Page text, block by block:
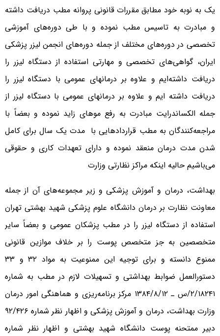
یک به نوبه خود مطابق مقررات قانونی پروانه مطب دریافت داشته
و مبادرت به تاسیس مطب نموده و با طی دوره‌های آموزشی
تخصصی در دوره‌های مختلف از جمله دوره‌های انجمن لیزر پزشکی
ایران، گواهی‌های تخصصی و مهارتی استفاده از دستگاه لیزر را
دریافت داشته‌ایم و علاوه بر درمانهای عمومی با دستگاه لیزر را
دریافت داشته ایم و علاوه بر درمانهای عمومی با دستگاه لیزر از
جمله الکساندرایت مبادرت به رفع موهای زاید نموده و بعضاً با
مراجعه‌کنندگان به مطب قراردادهایی با مدت یک سال برای کامل
شدن مدت درمان منعقد نموده و دارای تعهدات کاری و حقوقی
می‌باشیم حالیه اینکه مراکز نظارتی وزارت
بهداشت، درمان و آموزش پزشکی و زیر مجموعه‌های آن از جمله
معاونت نظارت بر درمان دانشگاه علوم پزشکی شهید بهشتی تهران
استفاده از دستگاه لیزر را در مطب پزشکان عمومی و بعضاً سایر
متخصصین به جز متخصص پوست را بر خلاف موازین قانونی
ممنوع دانسته و برای توجیه این ممنوعیت به مواد ۳۲ و ۳۳
دستورالعمل ضوابط بهداشتی و تسهیلات لازم در مطب به شماره
۲/۱۸۲۴۱/س ـ ۱۳۸۴/۸/۱۲ مرکز برنامه‌ریزی و هماهنگی امور درمان
وزارت بهداشت، درمان و آموزش پزشکی و اظهار نظر شماره ۹۲/۴۲۶
دبیر ممتحنه پوست دانشگاه شهید بهشتی و اظهار نظر شماره